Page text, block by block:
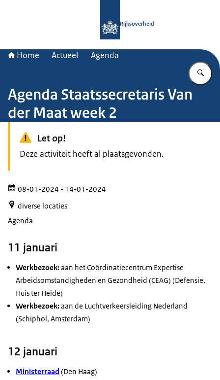
Rijksoverheid
Home Actueel Agenda
Agenda Staatssecretaris Van
der Maat week 2
Let op!
Deze activiteit heeft al plaatsgevonden.
08-01-2024 - 14-01-2024
diverse locaties
Agenda
11 januari
Werkbezoek:aan het Coördinatiecentrum Expertise
Arbeidsomstandigheden en Gezondheid (CEAG) (Defensie,
Huis ter Heide)
Werkbezoek:aan de Luchtverkeersleiding Nederland
(Schiphol, Amsterdam)
12 januari
Ministerraad (Den Haag)